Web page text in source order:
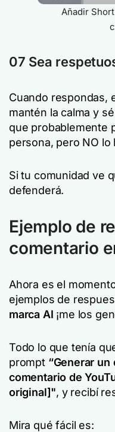
Añadir
07 Sea
Cuando respondas,
mantén la calma y
que probablemente
persona, pero NO lo
Si tu comunidad ve
defenderá.
Ejemplo de
comentario
Ahora es el
ejemplos de
marca AI ¡me los
Todo lo que tenía
prompt “Generar un
comentario de
original]", y recibí
Mira qué fácil es: